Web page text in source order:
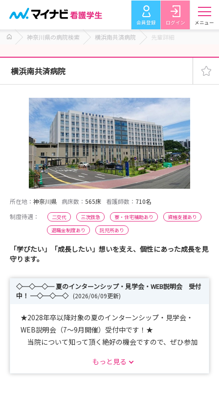
会員登録 ログイン メニュー
神奈川県の病院検索 横浜南共済病院 先輩詳細
横浜南共済病院
所在地： 神奈川県 病床数： 565床 看護師数： 710名
制度待遇：
二交代 三次救急 寮・住宅補助あり
資格支援あり
退職金制度あり
託児所あり
「学びたい」「成長したい」想いを支え、個性にあった成長を見
守ります。
◇─◇─◇─ 夏のインターンシップ・見学会・WEB説明会 受付
中！ ─◇─◇─◇ (2026/06/09更新)
★2028年卒以降対象の夏のインターンシップ・見学会・
WEB説明会（7～9月開催）受付中です！★
当院について知って頂く絶好の機会ですので、ぜひ参加
★マイナビ看護学生就職セミナー【横浜会場】7月12日
もっと見る